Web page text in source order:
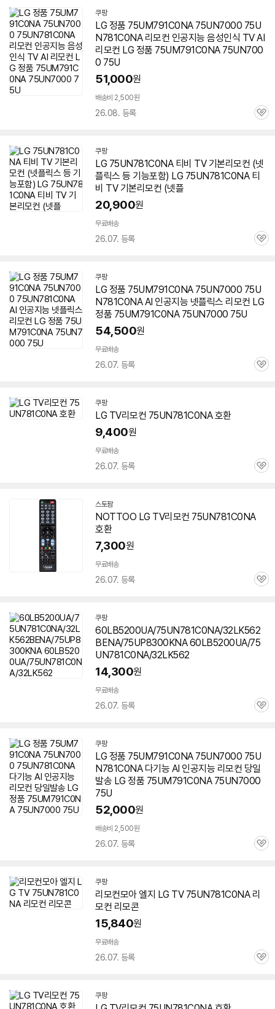
쿠팡
LG 정품 75UM791C0NA 75UN7000 75U
N781C0NA리모컨 인공지능 음성인식 TV AI
리모컨 LG 정품 75UM791C0NA 75UN700
0 75U
51,000원
배송비 2,500원
26.08. 등록
관
쿠팡
LG 75UN781C0NA티비 TV 기본리모컨 (넷
플릭스 등 기능포함) LG 75UN781C0NA티
비 TV 기본리모컨 (넷플
20,900원
무료배송
26.07. 등록
관
쿠팡
LG 정품 75UM791C0NA 75UN7000 75U
N781C0NAAI 인공지능 넷플릭스 리모컨 LG
정품 75UM791C0NA 75UN7000 75U
54,500원
무료배송
26.07. 등록
관
쿠팡
LG TV리모컨 75UN781C0NA호환
9,400원
무료배송
26.07. 등록
관
스토팜네
버
이
NOTTOO LG TV리모컨 75UN781C0NA
호환
7,300원
무료배송
26.07. 등록
관
쿠팡
60LB5200UA/75UN781C0NA/32LK562
BENA/75UP8300KNA 60LB5200UA/75
UN781C0NA/32LK562
14,300원
무료배송
26.07. 등록
관
쿠팡
LG 정품 75UM791C0NA 75UN7000 75U
N781C0NA다기능 AI 인공지능 리모컨 당일
발송 LG 정품 75UM791C0NA 75UN7000
75U
52,000원
배송비 2,500원
26.07. 등록
관
쿠팡
리모컨모아 엘지 LG TV 75UN781C0NA리
모컨 리모콘
15,840원
무료배송
26.07. 등록
관
쿠팡